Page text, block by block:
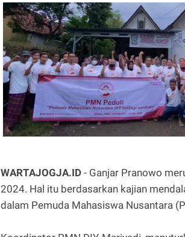
WARTAJOGJA.ID - Ganjar Pranowo
2024. Hal itu berdasarkan kajian
dalam Pemuda Mahasiswa Nusantara